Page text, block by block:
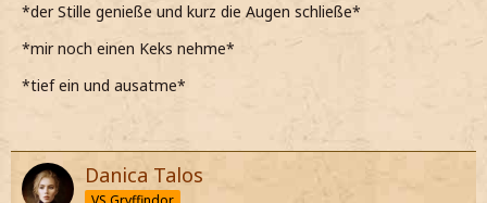
*der Stille genieße und kurz die Augen schließe*
*mir noch einen Keks nehme*
*tief ein und ausatme*
Danica Talos